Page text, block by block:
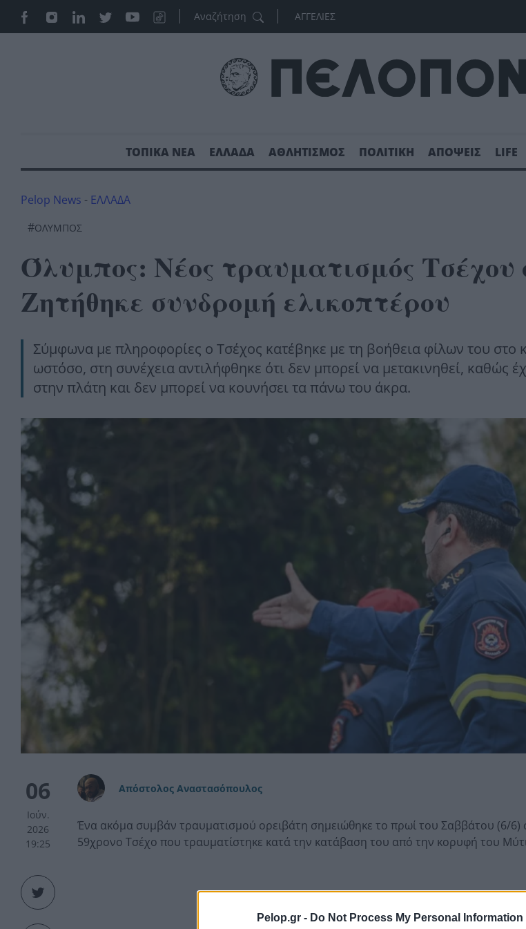
Pelop.gr - Do Not Process My Personal Information
ΑΓΓΕΛΙΕΣ
ΤΟΠΙΚΑ ΝΕΑ ΕΛΛΑΔΑ ΑΘΛΗΤΙΣΜΟΣ ΠΟΛΙΤΙΚΗ ΑΠΟΨΕΙΣ LIFE
Pelop News - ΕΛΛΑΔΑ
#ΟΛΥΜΠΟΣ
Όλυμπος: Νέος τραυματισμός Τσέχου
Ζητήθηκε συνδρομή ελικοπτέρου
Σύμφωνα με πληροφορίες ο Τσέχος κατέβηκε με τη βοήθεια φίλων του στο
ωστόσο, στη συνέχεια αντιλήφθηκε ότι δεν μπορεί να μετακινηθεί, καθώς
στην πλάτη και δεν μπορεί να κουνήσει τα πάνω του άκρα.
06
Ιούν.
2026
19:25
Απόστολος Αναστασόπουλος
Ένα ακόμα συμβάν τραυματισμού ορειβάτη σημειώθηκε το πρωί του Σαββάτου (6/6)
59χρονο Τσέχο που τραυματίστηκε κατά την κατάβαση του από την κορυφή του